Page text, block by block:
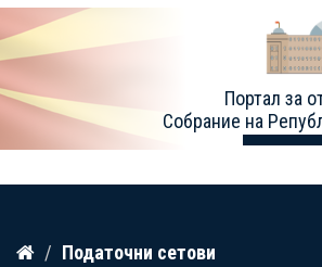
Прескокнете
Портал за
Собрание на
Податочни сетови